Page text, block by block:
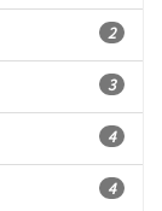
2
3
4
4